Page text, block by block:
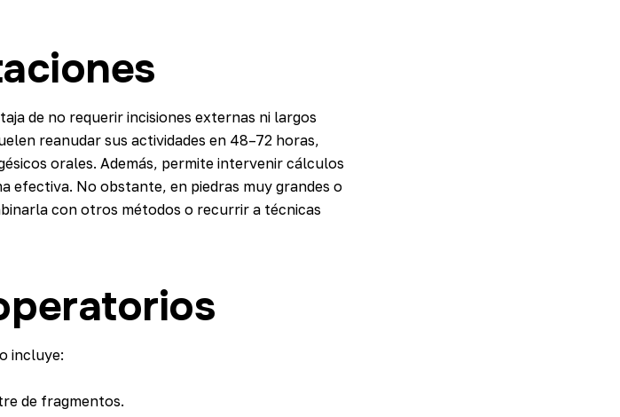
de no requerir incisiones externas ni largos
reanudar sus actividades en 48–72 horas,
orales. Además, permite intervenir cálculos
efectiva. No obstante, en piedras muy grandes o
con otros métodos o recurrir a técnicas
incluye:
de fragmentos.